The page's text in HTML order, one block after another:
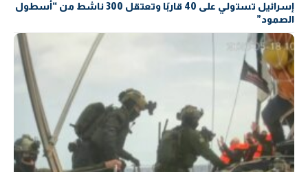
إسرائيل تستولي على 40 قاربًا وتعتقل 300 ناشط من “أسطول
الصمود”